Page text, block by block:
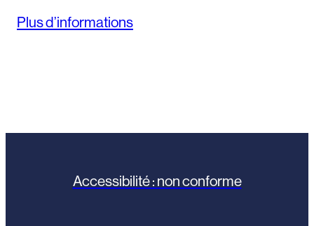
Plus d’informations
Accessibilité : non conforme